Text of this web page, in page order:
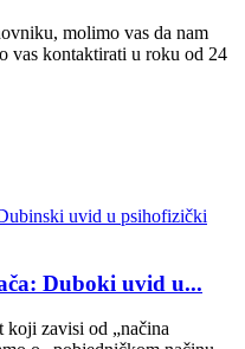
molimo vas da nam
vas kontaktirati u roku od 24
Duboki uvid u...
koji zavisi od „načina